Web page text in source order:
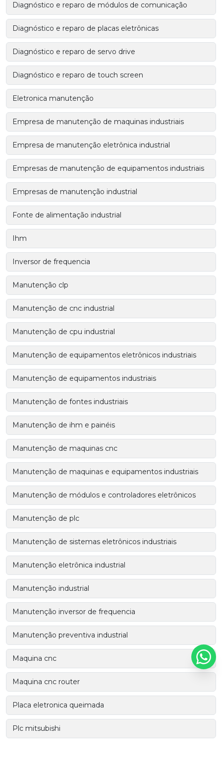
Diagnóstico e reparo de módulos de comunicação
Diagnóstico e reparo de placas eletrônicas
Diagnóstico e reparo de servo drive
Diagnóstico e reparo de touch screen
Eletronica manutenção
Empresa de manutenção de maquinas industriais
Empresa de manutenção eletrônica industrial
Empresas de manutenção de equipamentos industriais
Empresas de manutenção industrial
Fonte de alimentação industrial
Ihm
Inversor de frequencia
Manutenção clp
Manutenção de cnc industrial
Manutenção de cpu industrial
Manutenção de equipamentos eletrônicos industriais
Manutenção de equipamentos industriais
Manutenção de fontes industriais
Manutenção de ihm e painéis
Manutenção de maquinas cnc
Manutenção de maquinas e equipamentos industriais
Manutenção de módulos e controladores eletrônicos
Manutenção de plc
Manutenção de sistemas eletrônicos industriais
Manutenção eletrônica industrial
Manutenção industrial
Manutenção inversor de frequencia
Manutenção preventiva industrial
Maquina cnc
Maquina cnc router
Placa eletronica queimada
Plc mitsubishi